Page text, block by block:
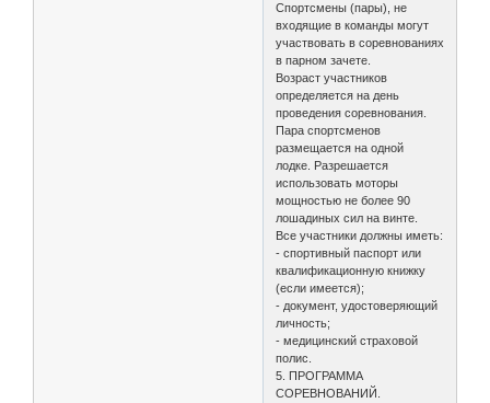
Спортсмены (пары), не
входящие в команды могут
участвовать в соревнованиях
в парном зачете.
Возраст участников
определяется на день
проведения соревнования.
Пара спортсменов
размещается на одной
лодке. Разрешается
использовать моторы
мощностью не более 90
лошадиных сил на винте.
Все участники должны иметь:
- спортивный паспорт или
квалификационную книжку
(если имеется);
- документ, удостоверяющий
личность;
- медицинский страховой
полис.
5. ПРОГРАММА
СОРЕВНОВАНИЙ.